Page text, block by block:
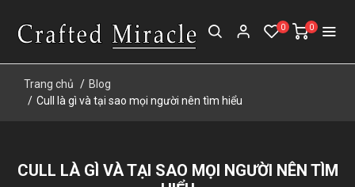
0 0
Trang chủ
Blog
Cull là gì và tại sao mọi người nên tìm hiểu
CULL LÀ GÌ VÀ TẠI SAO MỌI NGƯỜI NÊN TÌM